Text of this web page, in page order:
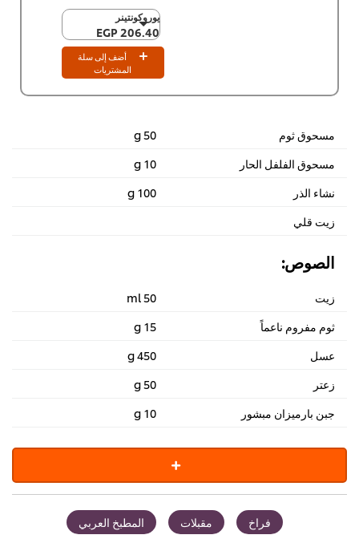
يوروكونتينر
206.40 EGP
يوروكونتينر
206.40 EGP
1,238.70 EGP
أضف إلى سلة
المشتريات
مسحوق ثوم
50 g
مسحوق الفلفل الحار
10 g
نشاء الذر
100 g
زيت قلي
الصوص:
زيت
50 ml
ثوم مفروم ناعماً
15 g
عسل
450 g
زعتر
50 g
جبن بارميزان مبشور
10 g
فراخ مقبلات المطبخ العربي